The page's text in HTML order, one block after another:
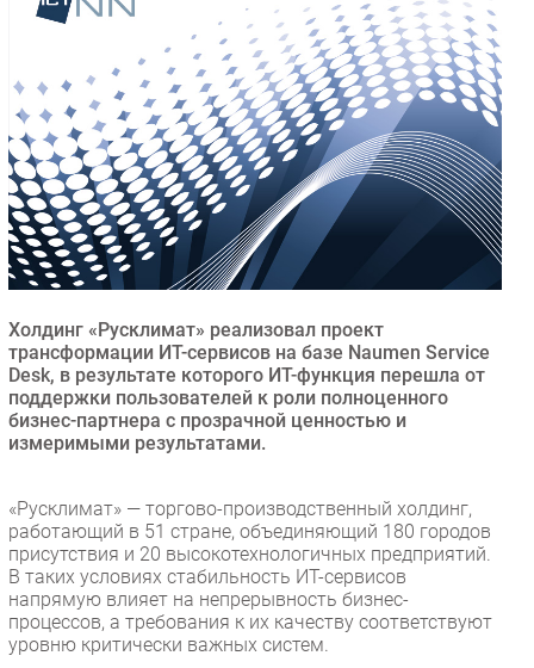
Маркетинг
Оборудование
ПО
Outsourcing
Кадры
Регулирование
Финансы
Web
Инновации
CIO/Управление ИТ
Гаджеты
Здоровье
РАЗДЕЛЫ
Новости
Аналитика
Интервью
Мероприятия
Холдинг «Русклимат» реализовал проект
трансформации ИТ-сервисов на базе Naumen Service
Desk, в результате которого ИТ-функция перешла от
поддержки пользователей к роли полноценного
бизнес-партнера с прозрачной ценностью и
измеримыми результатами.
«Русклимат» — торгово-производственный холдинг,
работающий в 51 стране, объединяющий 180 городов
присутствия и 20 высокотехнологичных предприятий.
В таких условиях стабильность ИТ-сервисов
напрямую влияет на непрерывность бизнес-
процессов, а требования к их качеству соответствуют
уровню критически важных систем.